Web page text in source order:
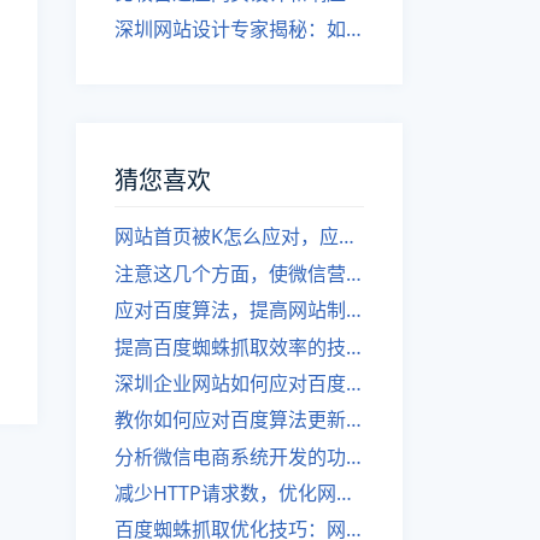
深圳网站设计专家揭秘：如何实现自适应网页设计
猜您喜欢
网站首页被K怎么应对，应对百度算法更新的突发情况
注意这几个方面，使微信营销更有效
应对百度算法，提高网站制作技巧的方法。
提高百度蜘蛛抓取效率的技巧
深圳企业网站如何应对百度算法？技巧大揭秘！
教你如何应对百度算法更新——深圳网站建设攻略
分析微信电商系统开发的功能
减少HTTP请求数，优化网站性能。
百度蜘蛛抓取优化技巧：网站如何优化？